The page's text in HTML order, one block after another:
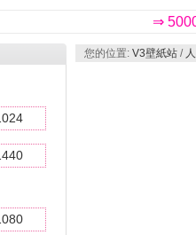
⇒
您的位置: V3壁紙站 /